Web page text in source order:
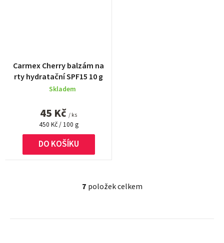
Carmex Cherry balzám na
rty hydratační SPF15 10 g
Skladem
45 Kč / ks
Měrná
cena:
450 Kč / 100 g
DO KOŠÍKU
O
l
7 položek celkem